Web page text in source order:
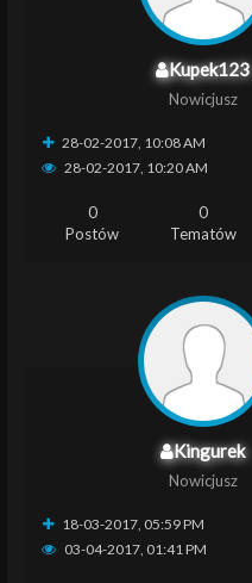
Kupek123
Nowicjusz
28-02-2017, 10:08 AM
28-02-2017, 10:20 AM
0
Postów
0
Tematów
Kingurek
Nowicjusz
18-03-2017, 05:59 PM
03-04-2017, 01:41 PM